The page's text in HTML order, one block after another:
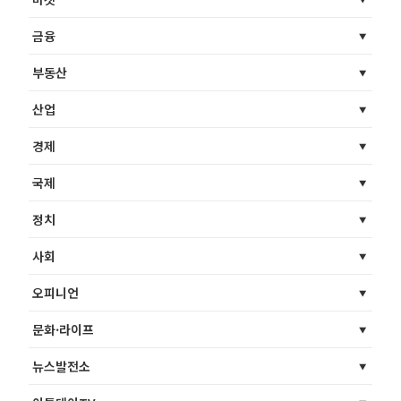
금융
부동산
산업
경제
국제
정치
사회
오피니언
문화·라이프
뉴스발전소